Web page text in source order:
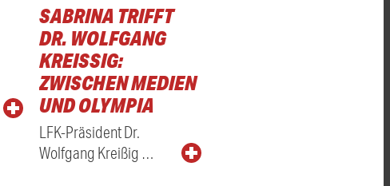
SABRINA TRIFFT
DR. WOLFGANG
KREISSIG: Z
WISCHEN MEDIEN U
ND OLYMPIA
LFK-Präsident Dr.
Wolfgang Kreißig …